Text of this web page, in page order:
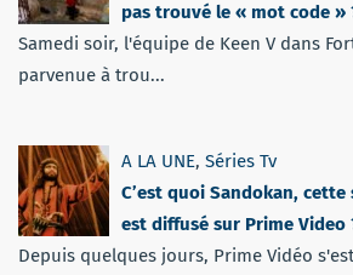
pas trouvé le « mot code »
Samedi soir, l'équipe de Keen V dans
parvenue à trou...
A LA UNE, Séries Tv
C’est quoi Sandokan,
est diffusé sur Prime Video
Depuis quelques jours, Prime Vidéo